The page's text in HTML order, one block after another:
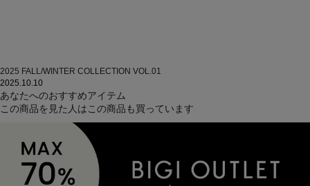
2025 FALL/WINTER COLLECTION VOL.01
2025.10.10
あなたへのおすすめアイテム
この商品を見た人はこの商品も買っています